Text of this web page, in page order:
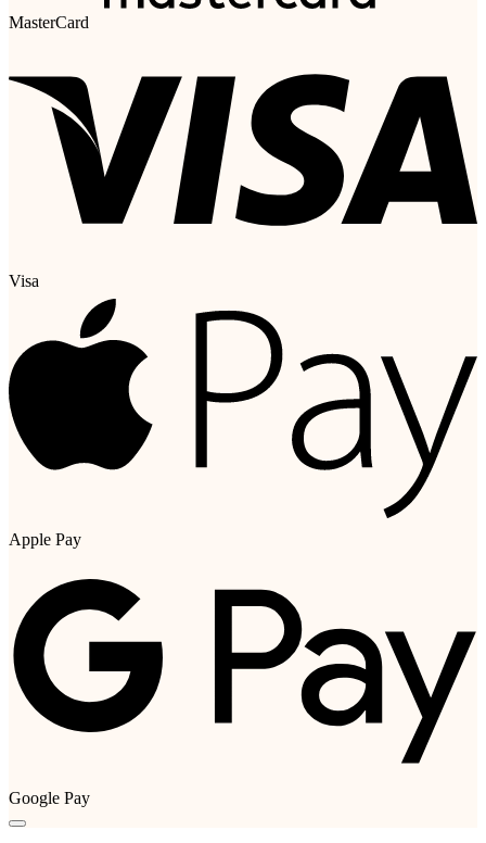
MasterCard
Visa
Apple Pay
Google Pay